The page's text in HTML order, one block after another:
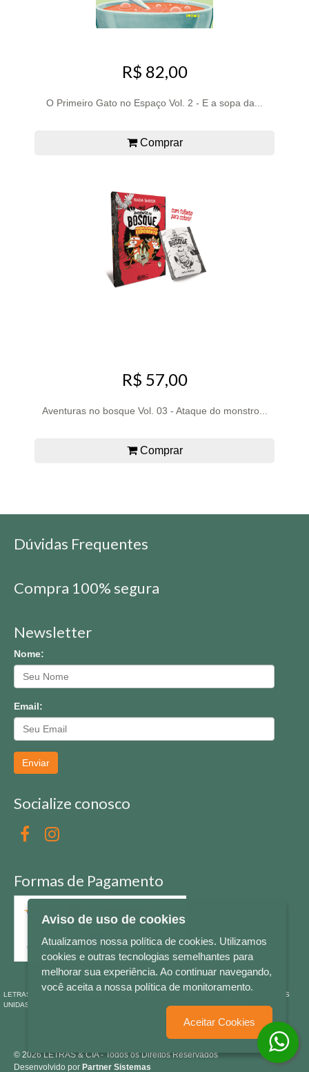
R$ 82,00
O Primeiro Gato no Espaço Vol. 2 - E a sopa da...
Comprar
R$ 57,00
Aventuras no bosque Vol. 03 - Ataque do monstro...
Comprar
Dúvidas Frequentes
Compra 100% segura
Newsletter
Nome:
Email:
Enviar
Socialize conosco
Formas de Pagamento
LETRAS & CIA - CNPJ n° 88.587.548/0001-20 - Térreo Bourbon Shopping - AV. NAÇÕES
UNIDAS , 2001 - Lojas 1064/1065 - RIO BRANCO - - NOVO HAMBURGO - RS
© 2026 LETRAS & CIA - Todos os Direitos Reservados
Desenvolvido por Partner Sistemas
Aviso de uso de cookies
Atualizamos nossa política de cookies. Utilizamos
cookies e outras tecnologias semelhantes para
melhorar sua experiência. Ao continuar navegando,
você aceita a nossa política de monitoramento.
Aceitar Cookies